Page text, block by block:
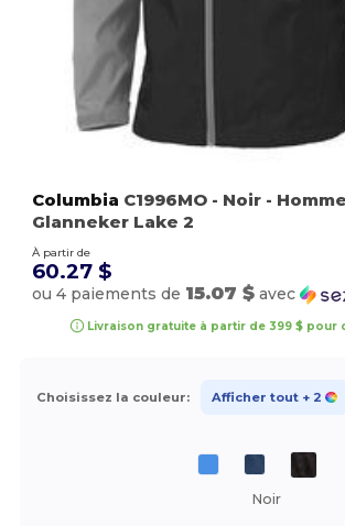
Columbia C1996MO - Noir -
Glanneker Lake 2
À partir de
60.27 $
ou 4 paiements de 15.07 $ avec
Livraison gratuite à partir de 399 $ pour
Choisissez la couleur: Afficher tout + 2
Noir